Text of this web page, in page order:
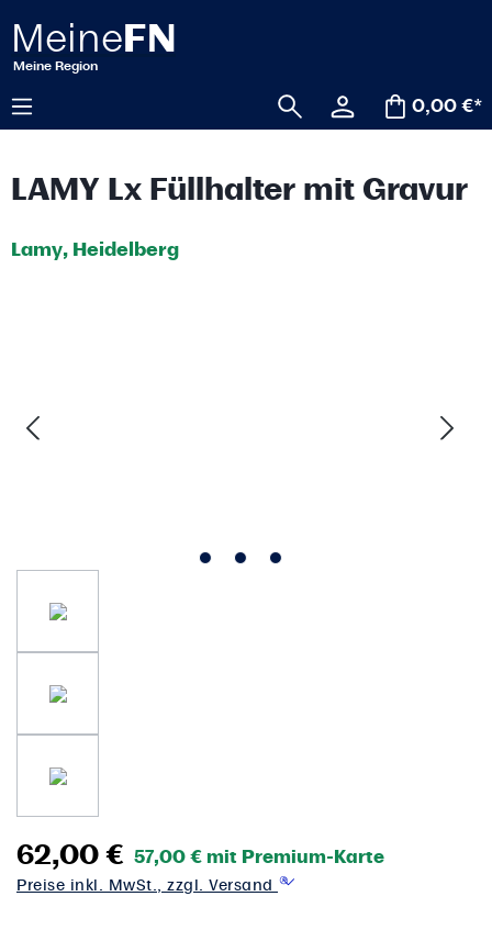
springen
0,00 €*
LAMY Lx Füllhalter mit Gravur
Lamy, Heidelberg
62,00 € 57,00 € mit Premium-Karte
Preise inkl. MwSt., zzgl. Versand